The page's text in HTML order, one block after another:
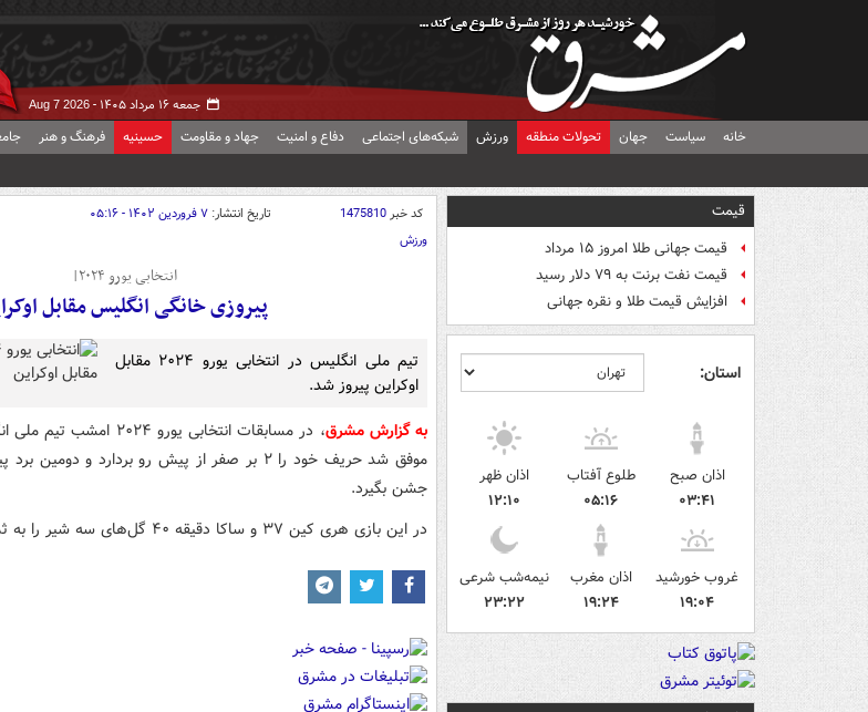
جمعه ۱۶ مرداد ۱۴۰۵ - Aug 7 2026
خانه سیاست جهان تحولات منطقه ورزش شبکه‌های اجتماعی دفاع و امنیت جهاد و مقاومت حسینیه فرهنگ و هنر
قیمت
قیمت جهانی طلا امروز ۱۵ مرداد
قیمت نفت برنت به ۷۹ دلار رسید
افزایش قیمت طلا و نقره جهانی
استان:
اذان صبح
۰۳:۴۱
طلوع آفتاب
۰۵:۱۶
اذان ظهر
۱۲:۱۰
غروب خورشید
۱۹:۰۴
اذان مغرب
۱۹:۲۴
نیمه‌شب شرعی
۲۳:۲۲
کد خبر1475810 تاریخ انتشار: ۷ فروردین ۱۴۰۲ - ۰۵:۱۶
ورزش
انتخابی یورو ۲۰۲۴|
پیروزی خانگی انگلیس مقابل
تیم ملی انگلیس در انتخابی یورو ۲۰۲۴ مقابل
اوکراین پیروز شد.
به گزارش مشرق
، در مسابقات انتخابی یورو
موفق شد حریف خود را ۲ بر صفر از پیش رو بردارد و
جشن بگیرد.
در این بازی هری کین ۳۷ و ساکا دقیقه ۴۰ گل‌های سه شیر را به ثمر رساندند.